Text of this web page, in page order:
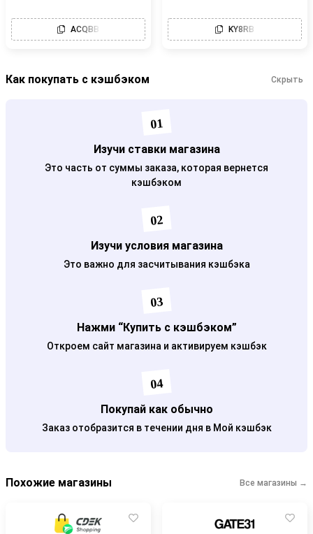
ACQBB KY8RB
Как покупать с кэшбэком Скрыть
01
Изучи ставки магазина
Это часть от суммы заказа, которая вернется
кэшбэком
02
Изучи условия магазина
Это важно для засчитывания кэшбэка
03
Нажми “Купить с кэшбэком”
Откроем сайт магазина и активируем кэшбэк
04
Покупай как обычно
Заказ отобразится в течении дня в Мой кэшбэк
Похожие магазины Все магазины →